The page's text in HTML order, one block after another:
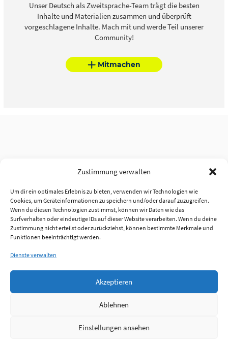
Zustimmung verwalten
Um dir ein optimales Erlebnis zu bieten, verwenden wir Technologien wie
Cookies, um Geräteinformationen zu speichern und/oder darauf zuzugreifen.
Wenn du diesen Technologien zustimmst, können wir Daten wie das
Surfverhalten oder eindeutige IDs auf dieser Website verarbeiten. Wenn du deine
Zustimmung nicht erteilst oder zurückziehst, können bestimmte Merkmale und
Funktionen beeinträchtigt werden.
Dienste verwalten
Akzeptieren
Ablehnen
Einstellungen ansehen
Unser Deutsch als Zweitsprache-Team trägt die besten
Inhalte und Materialien zusammen und überprüft
vorgeschlagene Inhalte. Mach mit und werde Teil unserer
Community!
Mitmachen
Anmelden